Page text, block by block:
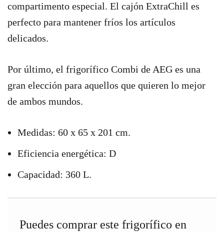
compartimento especial. El cajón ExtraChill es
perfecto para mantener fríos los artículos
delicados.
Por último, el frigorífico Combi de AEG es una
gran elección para aquellos que quieren lo mejor
de ambos mundos.
Medidas: 60 x 65 x 201 cm.
Eficiencia energética: D
Capacidad: 360 L.
Puedes comprar este frigorífico en